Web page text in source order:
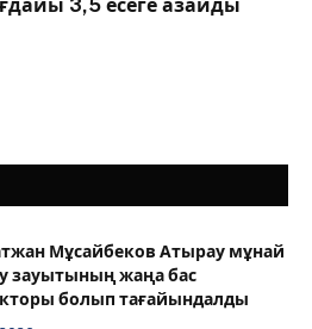
3,5 есеге азайды
Мұсайбеков Атырау мұнай
зауытының жаңа бас
болып тағайындалды